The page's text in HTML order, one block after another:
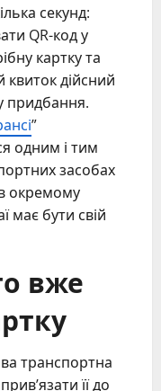
секунд:
QR-код у
картку та
дійсний
придбання.
”
одним і тим
засобах
окремому
має бути свій
вже
транспортна
її до